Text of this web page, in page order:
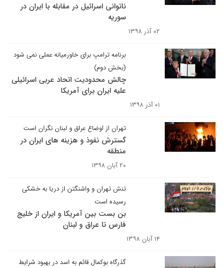
ناتوانی اسرائیل در مقابله با ایران در
سوریه
۰۲ آذر ۱۳۹۸
برنامه ترامپ برای خاورمیانه عملی نمی شود
(بخش دوم)
چالش محدودیت اتحاد عربی اسرائیلی
علیه ایران برای آمریکا
۰۱ آذر ۱۳۹۸
تهران از اوضاع عراق و لبنان نگران است
گسترش نفوذ و هزینه های ایران در
منطقه
۲۰ آبان ۱۳۹۸
تنش تهران و واشنگتن از دریا به خشکی
رسیده است
بن بست بین آمریکا و ایران از خلیج
فارس تا عراق و لبنان
۱۴ آبان ۱۳۹۸
گذرگاه بوکمال قائم به اسد در بهبود شرایط